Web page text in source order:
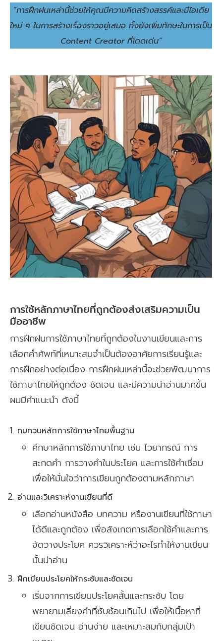
“การฝึกฝนเหล่านี้ช่วยให้คุณมีความคิดสร้างสรรค์และมีไอเดีย
ใหม่ ๆ ในการสร้างเรื่องราวอยู่เสมอ ทั้งยังเพิ่มทักษะในการเป็น
Content Creator ที่โดดเด่น”
การใช้หลักภาษาไทยที่ถูกต้องส่งเสริมความเป็น
มืออาชีพ
การฝึกฝนการใช้ภาษาไทยที่ถูกต้องในงานเขียนและการ
เลือกคำศัพท์ที่เหมาะสมจำเป็นต้องอาศัยการเรียนรู้และ
การฝึกอย่างต่อเนื่อง การฝึกฝนเหล่านี้จะช่วยพัฒนาการ
ใช้ภาษาไทยให้ถูกต้อง ชัดเจน และมีความน่าอ่านมากขึ้น
ผมมีคำแนะนำ ดังนี้
ทบทวนหลักการใช้ภาษาไทยพื้นฐาน
ศึกษาหลักการใช้ภาษาไทย เช่น ไวยากรณ์ การ
สะกดคำ การวางคำในประโยค และการใช้คำเชื่อม
เพื่อให้มั่นใจว่าการเขียนถูกต้องตามหลักภาษา
อ่านและวิเคราะห์งานเขียนที่ดี
เลือกอ่านหนังสือ บทความ หรืองานเขียนที่ใช้ภาษา
ได้ดีและถูกต้อง เพื่อสังเกตการเลือกใช้คำและการ
จัดวางประโยค ควรวิเคราะห์ว่าอะไรทำให้งานเขียน
นั้นน่าอ่าน
ฝึกเขียนประโยคให้กระชับและชัดเจน
เริ่มจากการเขียนประโยคสั้นและกระชับ โดย
พยายามเลี่ยงคำที่ซับซ้อนเกินไป เพื่อให้เนื้อหาที่
เขียนชัดเจน อ่านง่าย และเหมาะสมกับกลุ่มเป้า